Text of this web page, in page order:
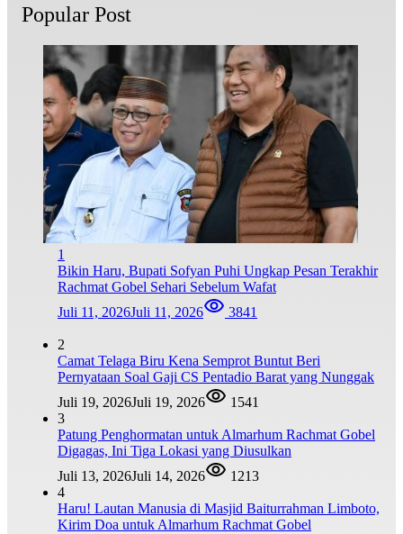
Popular Post
1
Bikin Haru, Bupati Sofyan Puhi Ungkap Pesan Terakhir
Rachmat Gobel Sehari Sebelum Wafat
Juli 11, 2026Juli 11, 2026 3841
2
Camat Telaga Biru Kena Semprot Buntut Beri
Pernyataan Soal Gaji CS Pentadio Barat yang Nunggak
Juli 19, 2026Juli 19, 2026
1541
3
Patung Penghormatan untuk Almarhum Rachmat Gobel
Digagas, Ini Tiga Lokasi yang Diusulkan
Juli 13, 2026Juli 14, 2026
1213
4
Haru! Lautan Manusia di Masjid Baiturrahman Limboto,
Kirim Doa untuk Almarhum Rachmat Gobel